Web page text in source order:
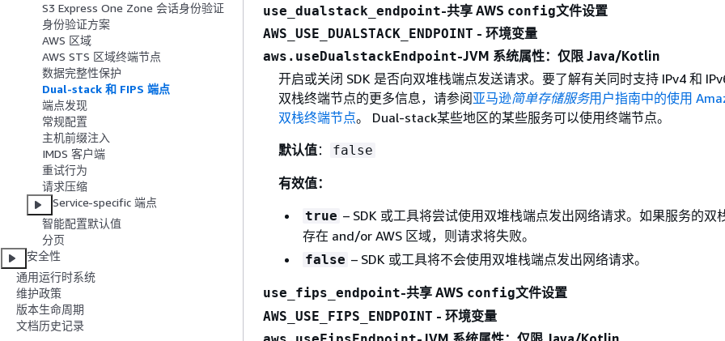
S3 Express One Zone 会话身份验证
身份验证方案
AWS 区域
AWS STS 区域终端节点
数据完整性保护
Dual-stack 和 FIPS 端点
端点发现
常规配置
主机前缀注入
IMDS 客户端
重试行为
请求压缩
Service-specific 端点
智能配置默认值
分页
安全性
通用运行时系统
维护政策
版本生命周期
文档历史记录
use_dualstack_endpoint-共享 AWS config文件设置
AWS_USE_DUALSTACK_ENDPOINT - 环境变量
aws.useDualstackEndpoint-JVM 系统属性：仅限 Java/Kotlin
开启或关闭 SDK 是否向双堆栈端点发送请求。要了解有关同时支持 IPv4 和
双栈终端节点的更多信息，请参阅亚马逊简单存储服务用户指南中的使用
双栈终端节点。 Dual-stack某些地区的某些服务可以使用终端节点。
默认值： false
有效值：
true – SDK 或工具将尝试使用双堆栈端点发出网络请求。如果服务的双
存在 and/or AWS 区域，则请求将失败。
false – SDK 或工具将不会使用双堆栈端点发出网络请求。
use_fips_endpoint-共享 AWS config文件设置
AWS_USE_FIPS_ENDPOINT - 环境变量